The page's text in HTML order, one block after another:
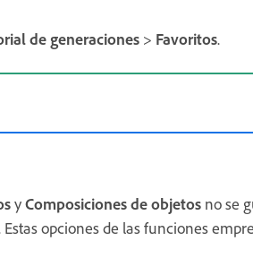
de generaciones > Favoritos.
yComposiciones de objetos no se
Estas opciones de las funciones